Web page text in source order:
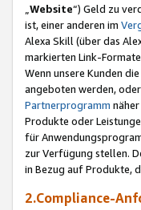
Website“) Geld zu
ist, einer anderen im
Alexa Skill (über das
markierten Link-Formate
Wenn unsere Kunden
angeboten werden,
Partnerprogramm
Produkte oder
für
zur Verfügung stellen.
in Bezug auf Produkte,
2.Compliance-